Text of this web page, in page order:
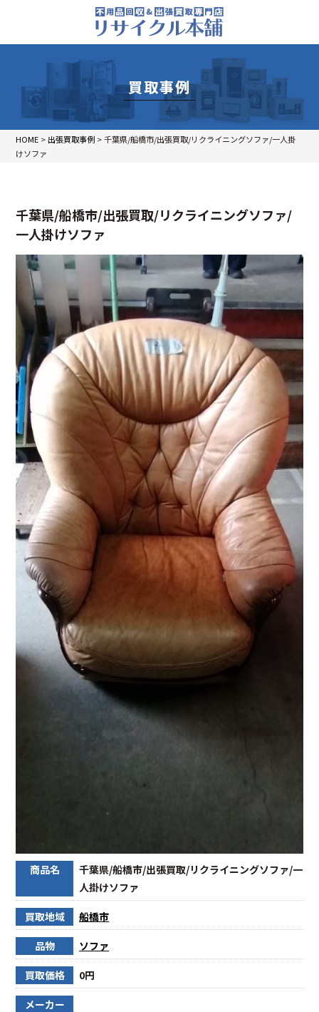
買取事例
HOME > 出張買取事例 >千葉県/船橋市/出張買取/リクライニングソファ/一人掛
けソファ
千葉県/船橋市/出張買取/リクライニングソファ/
一人掛けソファ
商品名
千葉県/船橋市/出張買取/リクライニングソファ/一
人掛けソファ
買取地域 船橋市
品物 ソファ
買取価格 0円
メーカー